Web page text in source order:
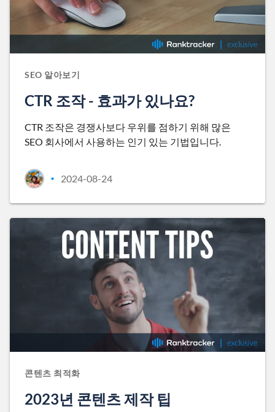
SEO 알아보기
CTR 조작 - 효과가 있나요?
CTR 조작은 경쟁사보다 우위를 점하기 위해 많은
SEO 회사에서 사용하는 인기 있는 기법입니다.
• 2024-08-24
콘텐츠 최적화
2023년 콘텐츠 제작 팁